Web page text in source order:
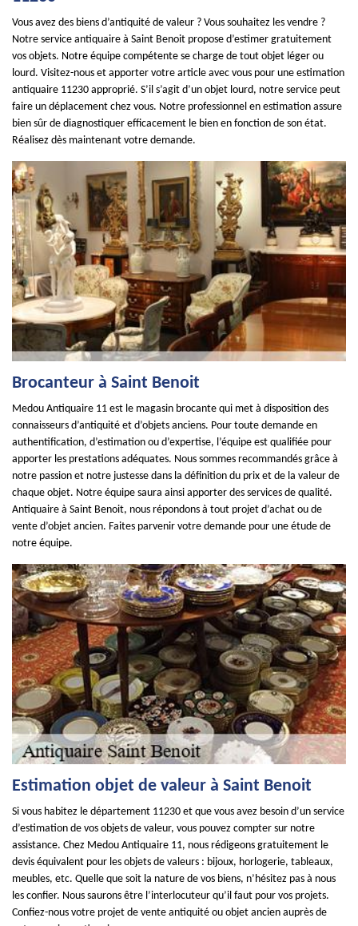
Vous avez des biens d’antiquité de valeur ? Vous souhaitez les vendre ?
Notre service antiquaire à Saint Benoit propose d’estimer gratuitement
vos objets. Notre équipe compétente se charge de tout objet léger ou
lourd. Visitez-nous et apporter votre article avec vous pour une estimation
antiquaire 11230 approprié. S’il s’agit d’un objet lourd, notre service peut
faire un déplacement chez vous. Notre professionnel en estimation assure
bien sûr de diagnostiquer efficacement le bien en fonction de son état.
Réalisez dès maintenant votre demande.
Brocanteur à Saint Benoit
Medou Antiquaire 11 est le magasin brocante qui met à disposition des
connaisseurs d’antiquité et d’objets anciens. Pour toute demande en
authentification, d’estimation ou d’expertise, l’équipe est qualifiée pour
apporter les prestations adéquates. Nous sommes recommandés grâce à
notre passion et notre justesse dans la définition du prix et de la valeur de
chaque objet. Notre équipe saura ainsi apporter des services de qualité.
Antiquaire à Saint Benoit, nous répondons à tout projet d’achat ou de
vente d’objet ancien. Faites parvenir votre demande pour une étude de
notre équipe.
Estimation objet de valeur à Saint Benoit
Si vous habitez le département 11230 et que vous avez besoin d’un service
d’estimation de vos objets de valeur, vous pouvez compter sur notre
assistance. Chez Medou Antiquaire 11, nous rédigeons gratuitement le
devis équivalent pour les objets de valeurs : bijoux, horlogerie, tableaux,
meubles, etc. Quelle que soit la nature de vos biens, n’hésitez pas à nous
les confier. Nous saurons être l’interlocuteur qu’il faut pour vos projets.
Confiez-nous votre projet de vente antiquité ou objet ancien auprès de